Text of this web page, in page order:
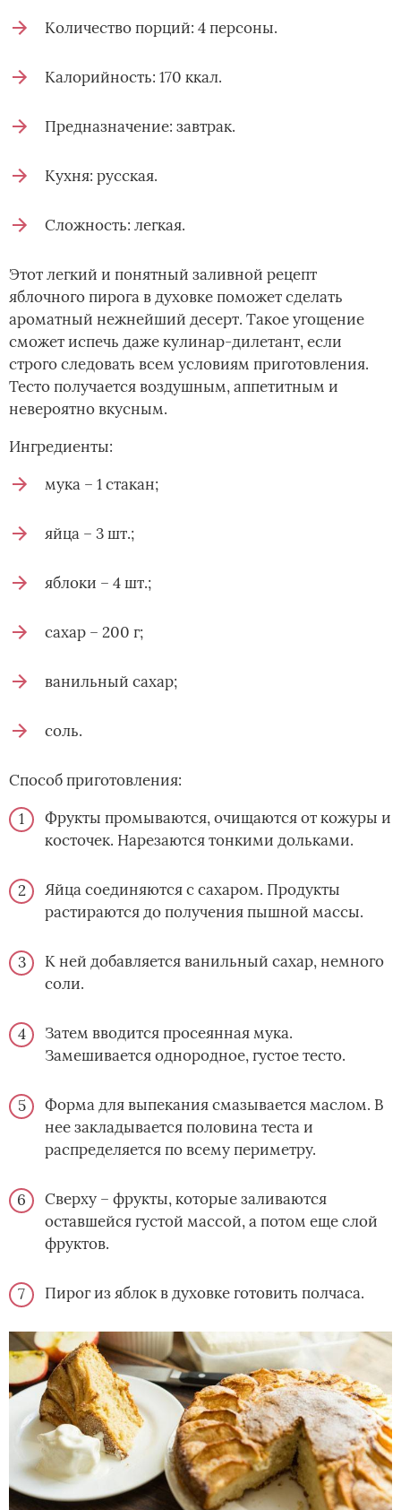
Количество порций: 4 персоны.
Калорийность: 170 ккал.
Предназначение: завтрак.
Кухня: русская.
Сложность: легкая.
Этот легкий и понятный заливной рецепт
яблочного пирога в духовке поможет сделать
ароматный нежнейший десерт. Такое угощение
сможет испечь даже кулинар-дилетант, если
строго следовать всем условиям приготовления.
Тесто получается воздушным, аппетитным и
невероятно вкусным.
Ингредиенты:
мука – 1 стакан;
яйца – 3 шт.;
яблоки – 4 шт.;
сахар – 200 г;
ванильный сахар;
соль.
Способ приготовления:
Фрукты промываются, очищаются от кожуры и
косточек. Нарезаются тонкими дольками.
Яйца соединяются с сахаром. Продукты
растираются до получения пышной массы.
К ней добавляется ванильный сахар, немного
соли.
Затем вводится просеянная мука.
Замешивается однородное, густое тесто.
Форма для выпекания смазывается маслом. В
нее закладывается половина теста и
распределяется по всему периметру.
Сверху – фрукты, которые заливаются
оставшейся густой массой, а потом еще слой
фруктов.
Пирог из яблок в духовке готовить полчаса.